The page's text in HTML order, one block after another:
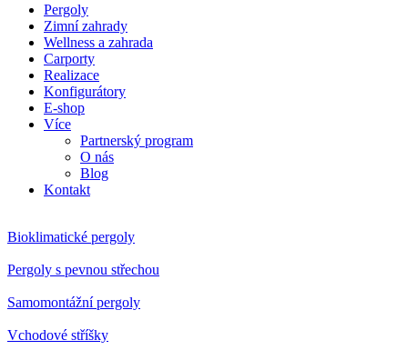
Pergoly
Zimní zahrady
Wellness a zahrada
Carporty
Realizace
Konfigurátory
E-shop
Více
Partnerský program
O nás
Blog
Kontakt
Bioklimatické pergoly
Pergoly s pevnou střechou
Samomontážní pergoly
Vchodové stříšky